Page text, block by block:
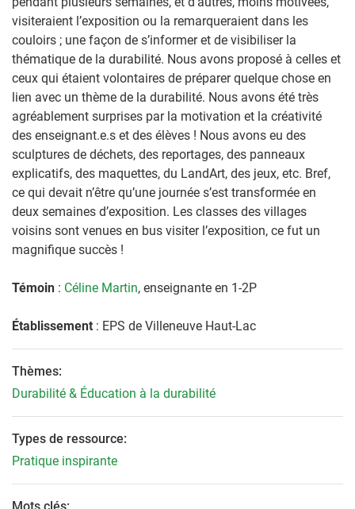
visiteraient l’exposition ou la remarqueraient dans les
couloirs ; une façon de s’informer et de visibiliser la
thématique de la durabilité. Nous avons proposé à celles et
ceux qui étaient volontaires de préparer quelque chose en
lien avec un thème de la durabilité. Nous avons été très
agréablement surprises par la motivation et la créativité
des enseignant.e.s et des élèves ! Nous avons eu des
sculptures de déchets, des reportages, des panneaux
explicatifs, des maquettes, du LandArt, des jeux, etc. Bref,
ce qui devait n’être qu’une journée s’est transformée en
deux semaines d’exposition. Les classes des villages
voisins sont venues en bus visiter l’exposition, ce fut un
magnifique succès !
Témoin : Céline Martin, enseignante en 1-2P
Établissement : EPS de Villeneuve Haut-Lac
Thèmes:
Durabilité & Éducation à la durabilité
Types de ressource:
Pratique inspirante
Mots clés: